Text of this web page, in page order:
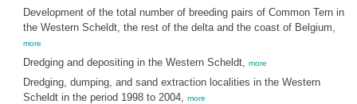
Development of the total number of breeding pairs of Common Tern in
the Western Scheldt, the rest of the delta and the coast of Belgium,
more
Dredging and depositing in the Western Scheldt, more
Dredging, dumping, and sand extraction localities in the Western
Scheldt in the period 1998 to 2004, more